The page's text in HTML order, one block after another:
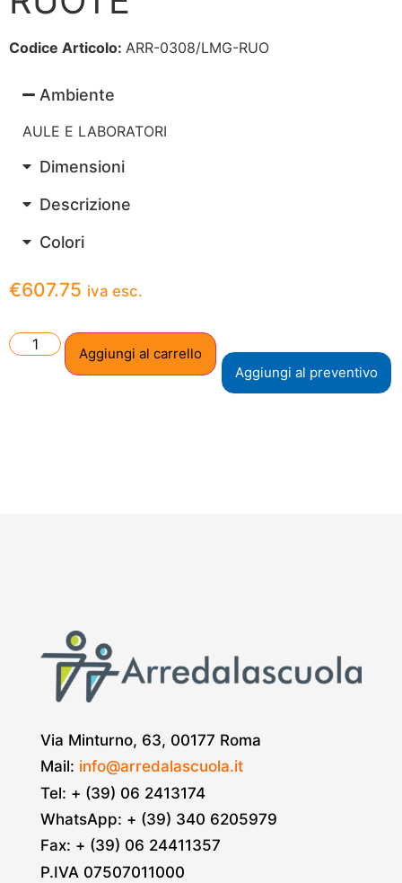
Codice Articolo: ARR-0308/LMG-RUO
Ambiente
AULE E LABORATORI
Dimensioni
Descrizione
Colori
€607.75 iva esc.
Aggiungi al carrello
Aggiungi al preventivo
Via Minturno, 63, 00177 Roma
Mail: info@arredalascuola.it
Tel: + (39) 06 2413174
WhatsApp: + (39) 340 6205979
Fax: + (39) 06 24411357
P.IVA 07507011000